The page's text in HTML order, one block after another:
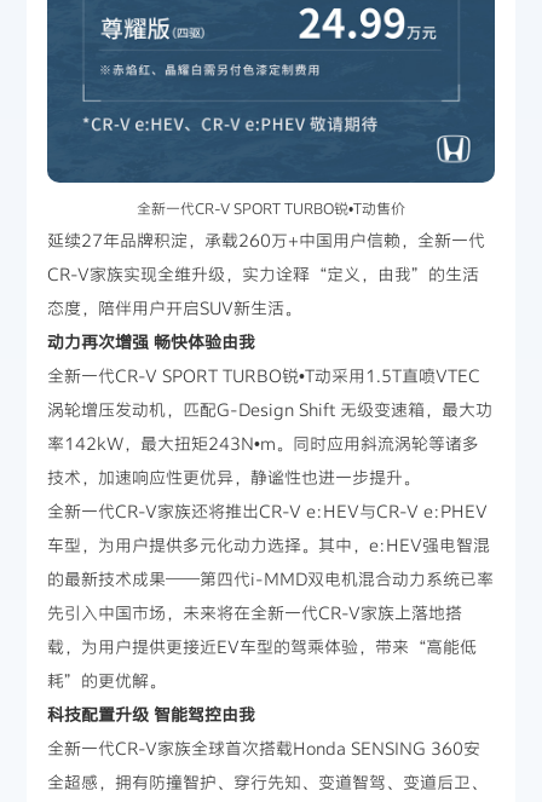
全新一代CR-V SPORT TURBO锐•T动售价
延续27年品牌积淀，承载260万+中国用户信赖，全新一代
CR-V家族实现全维升级，实力诠释“定义，由我”的生活
态度，陪伴用户开启SUV新生活。
动力再次增强 畅快体验由我
全新一代CR-V SPORT TURBO锐•T动采用1.5T直喷VTEC
涡轮增压发动机，匹配G-Design Shift 无级变速箱，最大功
率142kW，最大扭矩243N•m。同时应用斜流涡轮等诸多
技术，加速响应性更优异，静谧性也进一步提升。
全新一代CR-V家族还将推出CR-V e:HEV与CR-V e:PHEV
车型，为用户提供多元化动力选择。其中，e:HEV强电智混
的最新技术成果——第四代i-MMD双电机混合动力系统已率
先引入中国市场，未来将在全新一代CR-V家族上落地搭
载，为用户提供更接近EV车型的驾乘体验，带来“高能低
耗”的更优解。
科技配置升级 智能驾控由我
全新一代CR-V家族全球首次搭载Honda SENSING 360安
全超感，拥有防撞智护、穿行先知、变道智驾、变道后卫、